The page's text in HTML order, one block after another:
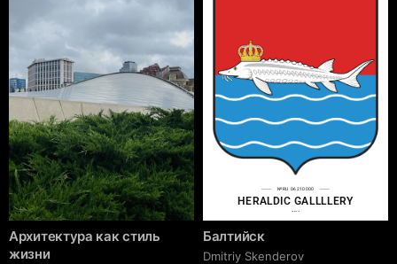
Архитектура как стиль
жизни
№RU 06210000
HERALDIC GALLLLERY
Балтийск
Dmitriy Skenderov